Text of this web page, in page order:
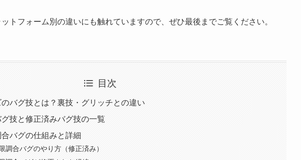
トフォーム別の違いにも触れていますので、ぜひ最後までご覧ください。
目次
バグ技とは？裏技・グリッチとの違い
技と修正済みバグ技の一覧
バグの仕組みと詳細
調合バグのやり方（修正済み）